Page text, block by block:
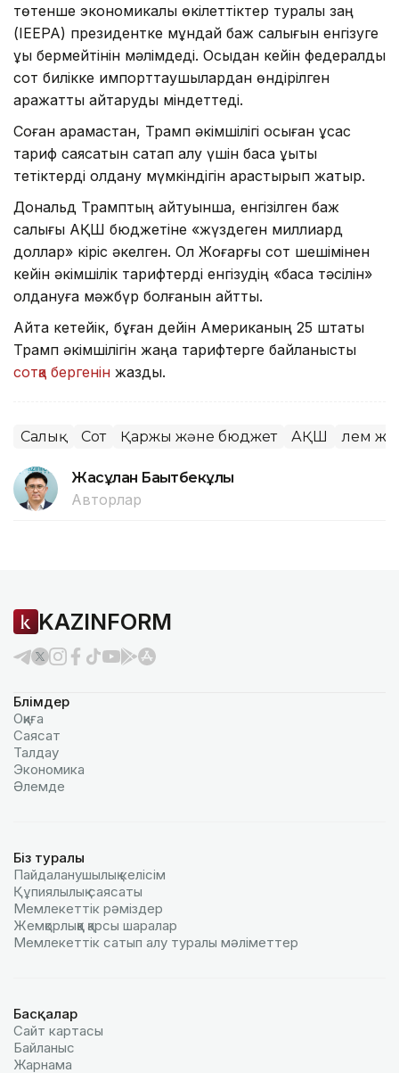
төтенше экономикалық өкілеттіктер туралы заң
(IEEPA) президентке мұндай баж салығын енгізуге
құқық бермейтінін мәлімдеді. Осыдан кейін федералдық
сот билікке импорттаушылардан өндірілген
қаражатты қайтаруды міндеттеді.
Соған қарамастан, Трамп әкімшілігі осыған ұқсас
тариф саясатын сақтап қалу үшін басқа құқықтық
тетіктерді қолдану мүмкіндігін қарастырып жатыр.
Дональд Трамптың айтуынша, енгізілген баж
салығы АҚШ бюджетіне «жүздеген миллиард
доллар» кіріс әкелген. Ол Жоғарғы сот шешімінен
кейін әкімшілік тарифтерді енгізудің «басқа тәсілін»
қолдануға мәжбүр болғанын айтты.
Айта кетейік, бұған дейін Американың 25 штаты
Трамп әкімшілігін жаңа тарифтерге байланысты
сотқа бергенін жаздық.
Салық Сот Қаржы және бюджет АҚШ Әлем
Жасұлан Бақытбекұлы
Авторлар
KAZINFORM
Бөлімдер
Оқиға
Саясат
Талдау
Экономика
Әлемде
Біз туралы
Пайдаланушылық келiciм
Құпиялылық саясаты
Мемлекеттік рәміздер
Жемқорлыққа қарсы шаралар
Мемлекеттік сатып алу туралы мәлiметтер
Басқалар
Сайт картасы
Байланыс
Жарнама